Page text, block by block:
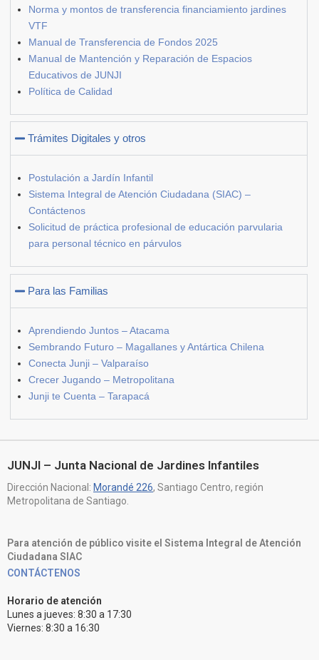
Norma y montos de transferencia financiamiento jardines
VTF
Manual de Transferencia de Fondos 2025
Manual de Mantención y Reparación de Espacios
Educativos de JUNJI
Política de Calidad
Trámites Digitales y otros
Postulación a Jardín Infantil
Sistema Integral de Atención Ciudadana (SIAC) –
Contáctenos
Solicitud de práctica profesional de educación parvularia
para personal técnico en párvulos
Para las Familias
Aprendiendo Juntos – Atacama
Sembrando Futuro – Magallanes y Antártica Chilena
Conecta Junji – Valparaíso
Crecer Jugando – Metropolitana
Junji te Cuenta – Tarapacá
JUNJI – Junta Nacional de Jardines Infantiles
Dirección Nacional: Morandé 226, Santiago Centro, región
Metropolitana de Santiago.
Para atención de público visite el Sistema Integral de Atención
Ciudadana SIAC
CONTÁCTENOS
Horario de atención
Lunes a jueves: 8:30 a 17:30
Viernes: 8:30 a 16:30